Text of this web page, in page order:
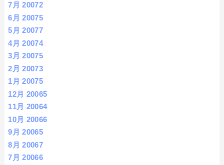
7月 20072
6月 20075
5月 20077
4月 20074
3月 20075
2月 20073
1月 20075
12月 20065
11月 20064
10月 20066
9月 20065
8月 20067
7月 20066